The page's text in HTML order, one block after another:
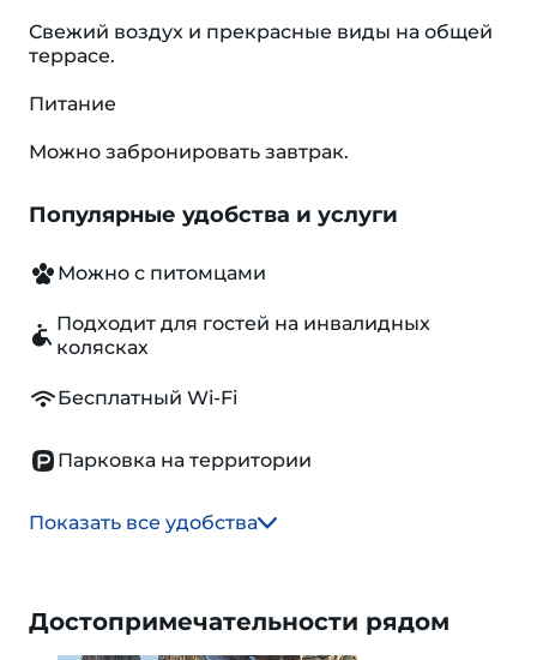
Свежий воздух и прекрасные виды на общей
террасе.
Питание
Можно забронировать завтрак.
Популярные удобства и услуги
Можно с питомцами
Подходит для гостей на инвалидных
колясках
Бесплатный Wi-Fi
Парковка на территории
Показать все удобства
Достопримечательности рядом